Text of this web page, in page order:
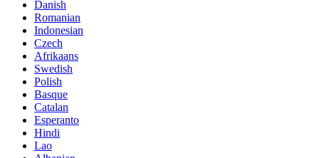
Danish
Romanian
Indonesian
Czech
Afrikaans
Swedish
Polish
Basque
Catalan
Esperanto
Hindi
Lao